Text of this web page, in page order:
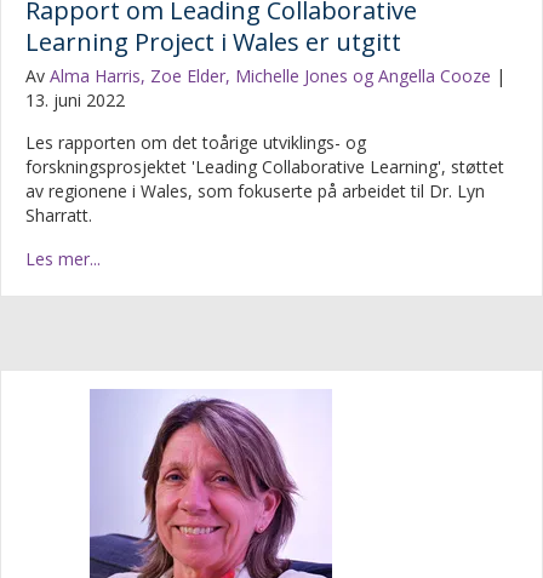
Rapport om Leading Collaborative
Learning Project i Wales er utgitt
Av Alma Harris, Zoe Elder, Michelle Jones og Angella Cooze |
13. juni 2022
Les rapporten om det toårige utviklings- og
forskningsprosjektet 'Leading Collaborative Learning', støttet
av regionene i Wales, som fokuserte på arbeidet til Dr. Lyn
Sharratt.
Les mer...